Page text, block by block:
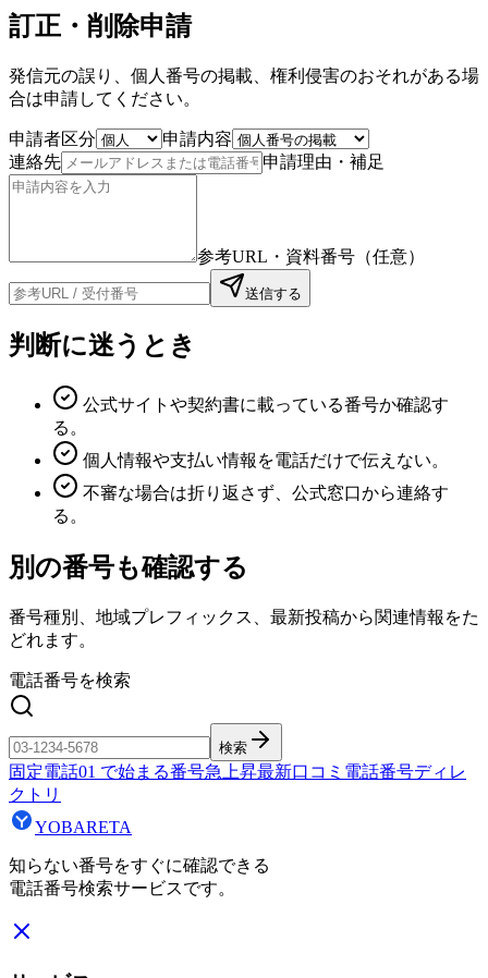
訂正・削除申請
発信元の誤り、個人番号の掲載、権利侵害のおそれがある場
合は申請してください。
申請者区分
申請内容
連絡先
申請理由・補足
参考URL・資料番号（任意）
送信する
判断に迷うとき
公式サイトや契約書に載っている番号か確認す
る。
個人情報や支払い情報を電話だけで伝えない。
不審な場合は折り返さず、公式窓口から連絡す
る。
別の番号も確認する
番号種別、地域プレフィックス、最新投稿から関連情報をた
どれます。
電話番号を検索
検索
固定電話01 で始まる番号急上昇最新口コミ 電話番号ディレ
クトリ
YOBARETA
知らない番号をすぐに確認できる
電話番号検索サービスです。